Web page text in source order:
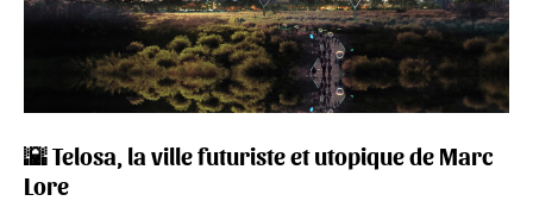
🌇 Telosa, la ville futuriste et utopique de Marc
Lore